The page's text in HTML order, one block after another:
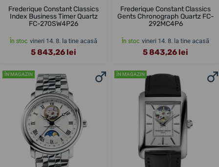
Frederique Constant Classics
Index Business Timer Quartz
FC-270SW4P26
În stoc vineri 14. 8. la tine acasă
5 843,26 lei
Frederique Constant Classics
Gents Chronograph Quartz FC-
292MC4P6
În stoc vineri 14. 8. la tine acasă
5 843,26 lei
ÎN MAGAZIN ÎN MAGAZIN